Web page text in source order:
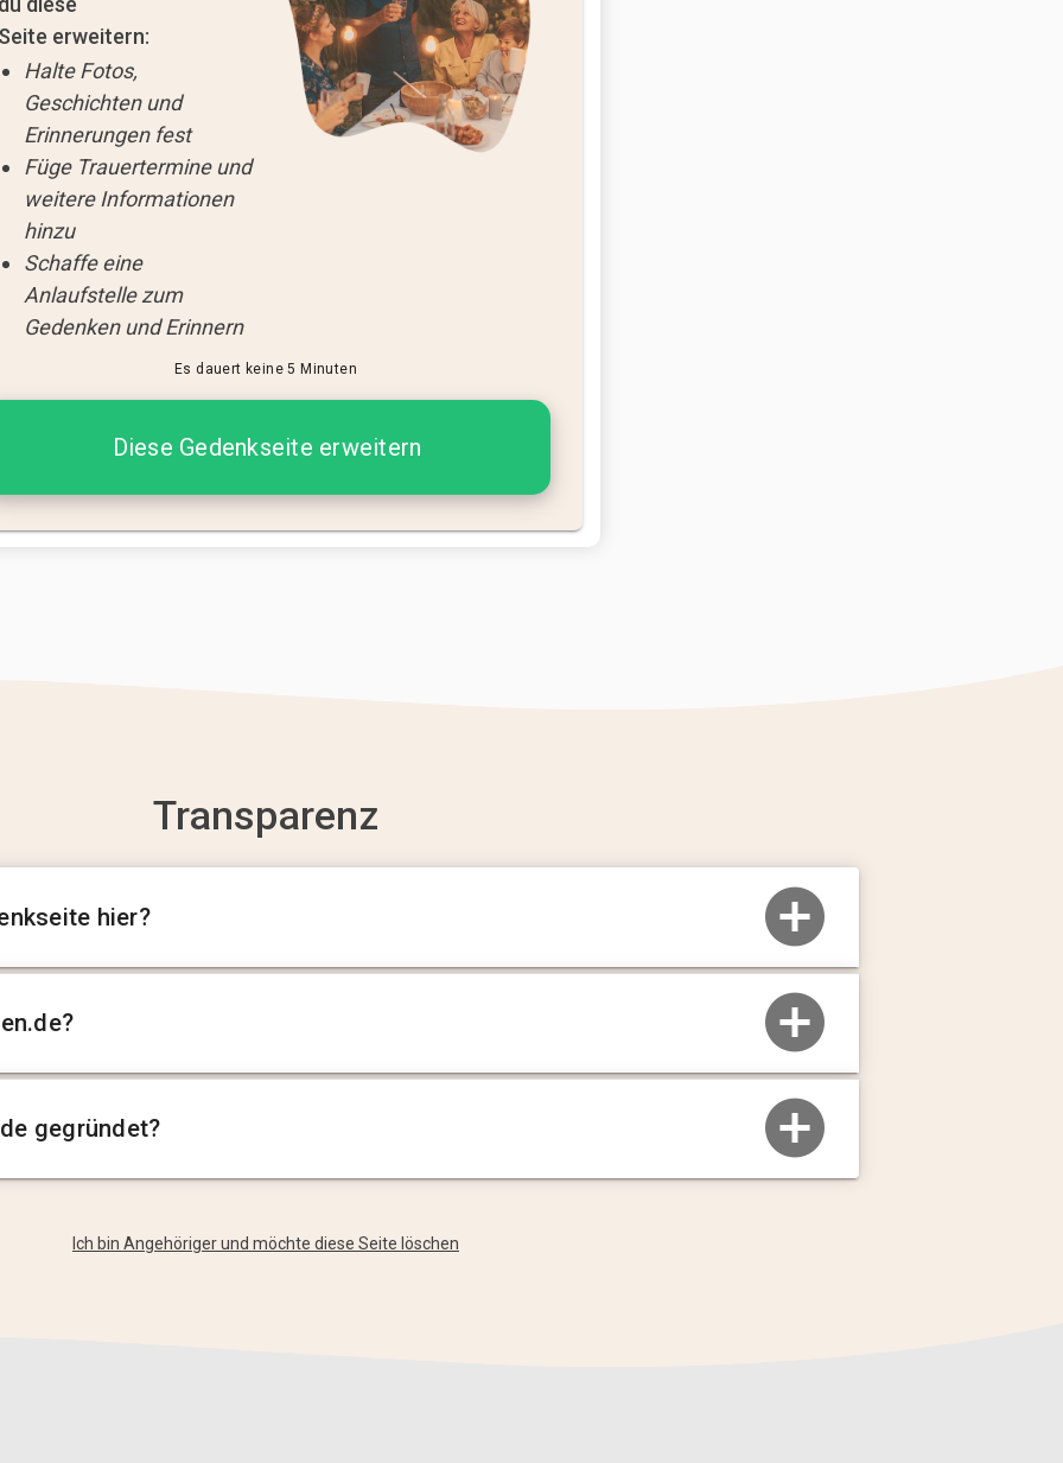
erweitern:
Halte Fotos,
Geschichten und
Erinnerungen fest
Füge Trauertermine und
weitere Informationen
hinzu
Schaffe eine
Anlaufstelle zum
Gedenken und Erinnern
Es dauert keine 5 Minuten
Diese Gedenkseite erweitern
Transparenz
hier?
gegründet?
Ich bin Angehöriger und möchte diese Seite löschen